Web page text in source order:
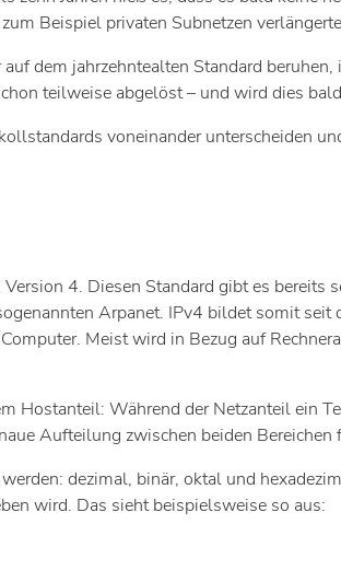
Beispiel privaten Subnetzen
dem jahrzehntealten Standard
teilweise abgelöst – und wird dies
voneinander unterscheiden
4. Diesen Standard gibt es
Arpanet. IPv4 bildet somit
Meist wird in Bezug auf
Hostanteil: Während der Netzanteil ein
Aufteilung zwischen beiden
dezimal, binär, oktal und
wird. Das sieht beispielsweise so aus: